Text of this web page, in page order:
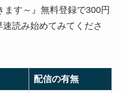
ます～』無料登録で300円
読み始めてみてくださ
配信の有無